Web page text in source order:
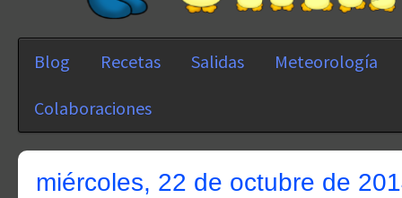
Blog Recetas Salidas Meteorología
Colaboraciones
miércoles, 22 de octubre de